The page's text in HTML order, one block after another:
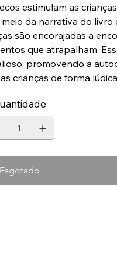
estimulam as
da narrativa do livro
são encorajadas a
que atrapalham.
promovendo a
crianças de forma
Esgotado